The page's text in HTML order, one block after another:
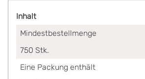
Inhalt
Mindestbestellmenge
750 Stk.
Eine Packung enthält